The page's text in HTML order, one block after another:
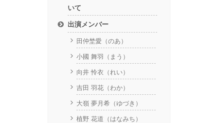
いて
出演メンバー
田仲埜愛（のあ）
小國 舞羽（まう）
向井 怜衣（れい）
吉田 羽花（わか）
大嶺 夢月希（ゆづき）
植野 花道（はなみち）